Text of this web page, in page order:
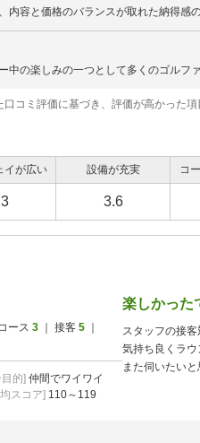
内容と価格のバランスが取れた納得感
中の楽しみの一つとして多くのゴルフ
コミ評価に基づき、評価が高かった項
イが広い 設備が充実 コ
3.6
ース 3 ｜ 接客 5
的] 仲間でワイワイ
スコア] 110～119
楽しかった
スタッフの接
気持ち良くラウ
また伺いたい